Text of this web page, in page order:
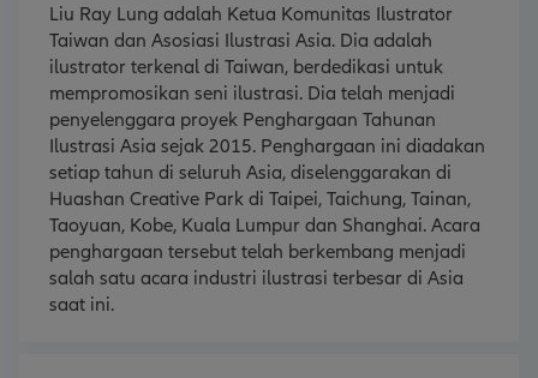
Liu Ray Lung adalah Ketua Komunitas Ilustrator
Taiwan dan Asosiasi Ilustrasi Asia. Dia adalah
ilustrator terkenal di Taiwan, berdedikasi untuk
mempromosikan seni ilustrasi. Dia telah menjadi
penyelenggara proyek Penghargaan Tahunan
Ilustrasi Asia sejak 2015. Penghargaan ini diadakan
setiap tahun di seluruh Asia, diselenggarakan di
Huashan Creative Park di Taipei, Taichung, Tainan,
Taoyuan, Kobe, Kuala Lumpur dan Shanghai. Acara
penghargaan tersebut telah berkembang menjadi
salah satu acara industri ilustrasi terbesar di Asia
saat ini.